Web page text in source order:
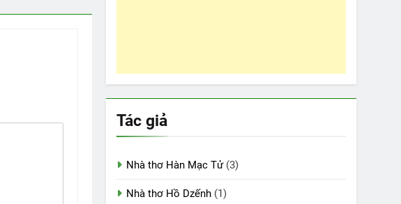
Tác giả
Nhà thơ Hàn Mạc Tử(3)
Nhà thơ Hồ Dzếnh (1)